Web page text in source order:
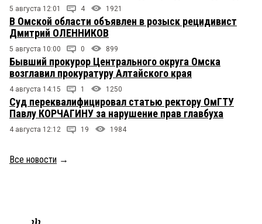
5 августа 12:01 4 1921
В Омской области объявлен в розыск рецидивист
Дмитрий ОЛЕННИКОВ
5 августа 10:00 0 899
Бывший прокурор Центрального округа Омска
возглавил прокуратуру Алтайского края
4 августа 14:15 1 1250
Суд переквалифицировал статью ректору ОмГТУ
Павлу КОРЧАГИНУ за нарушение прав главбуха
4 августа 12:12 19 1984
Все новости →